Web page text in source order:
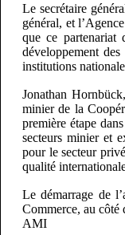
Le secrétaire
général, et
que ce partenariat
développement
institutions
Jonathan
minier de la
première étape
secteurs minier et
pour le secteur
qualité
Le démarrage de
Commerce, au côté
AMI